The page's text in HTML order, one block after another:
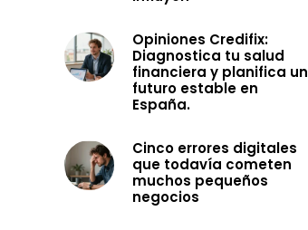
Opiniones Credifix:
Diagnostica tu salud
financiera y planifica un
futuro estable en
España.
Cinco errores digitales
que todavía cometen
muchos pequeños
negocios